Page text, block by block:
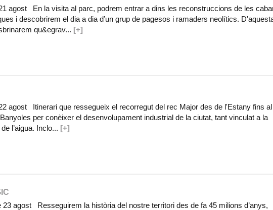
agost En la visita al parc, podrem entrar a dins les reconstruccions de les
i descobrirem el dia a dia d’un grup de pagesos i ramaders neolítics.
qu&egrav... [+]
agost Itinerari que ressegueix el recorregut del rec Major des de l'Estany fins al
per conèixer el desenvolupament industrial de la ciutat, tant vinculat a la
l’aigua. Inclo... [+]
23 agost Resseguirem la història del nostre territori des de fa 45 milions d’anys,